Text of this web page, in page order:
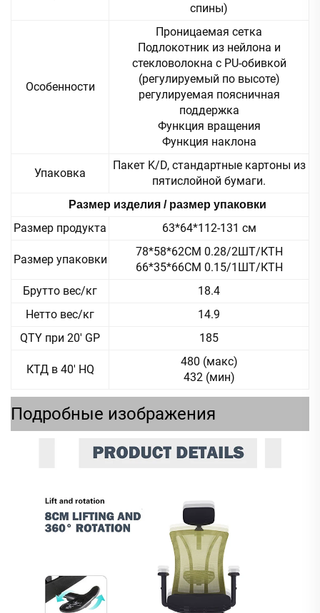
спины)
Особенности
Проницаемая сетка
Подлокотник из нейлона и
стекловолокна с PU-обивкой
(регулируемый по высоте)
регулируемая поясничная
поддержка
Функция вращения
Функция наклона
Упаковка
Пакет K/D, стандартные картоны из
пятислойной бумаги.
Размер изделия / размер упаковки
Размер продукта 63*64*112-131 см
Размер упаковки
78*58*62СМ 0.28/2ШТ/КТН
66*35*66СМ 0.15/1ШТ/КТН
Брутто вес/кг
18.4
Нетто вес/кг
14.9
QTY при 20' GP
185
КТД в 40' HQ
480 (макс)
432 (мин)
Подробные изображения